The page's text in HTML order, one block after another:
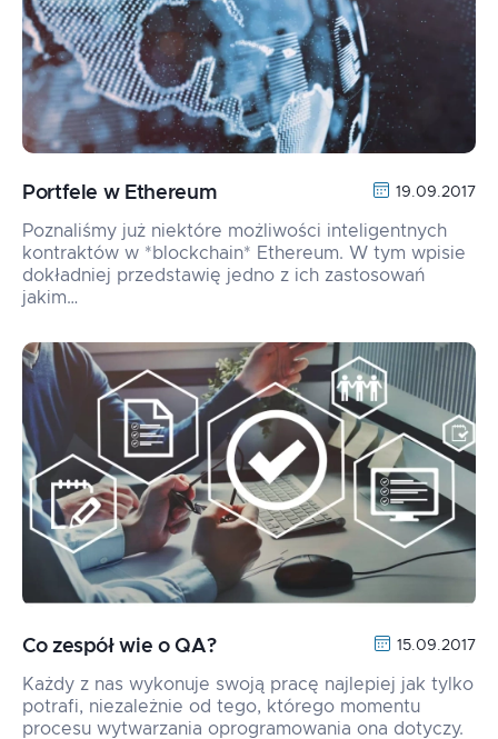
Portfele w Ethereum 19.09.2017
Poznaliśmy już niektóre możliwości inteligentnych
kontraktów w *blockchain* Ethereum. W tym wpisie
dokładniej przedstawię jedno z ich zastosowań
jakim…
Co zespół wie o QA? 15.09.2017
Każdy z nas wykonuje swoją pracę najlepiej jak tylko
potrafi, niezależnie od tego, którego momentu
procesu wytwarzania oprogramowania ona dotyczy.